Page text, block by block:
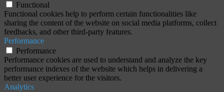
Functional
Functional cookies help to perform certain functionalities like
sharing the content of the website on social media platforms, collect
feedbacks, and other third-party features.
Performance
Performance
Performance cookies are used to understand and analyze the key
performance indexes of the website which helps in delivering a
better user experience for the visitors.
Analytics